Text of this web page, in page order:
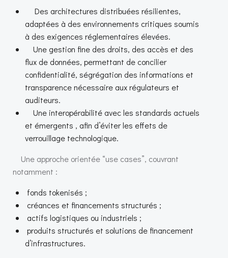
Des architectures distribuées résilientes,
adaptées à des environnements critiques soumis
à des exigences réglementaires élevées.
Une gestion fine des droits, des accès et des
flux de données, permettant de concilier
confidentialité, ségrégation des informations et
transparence nécessaire aux régulateurs et
auditeurs.
Une interopérabilité avec les standards actuels
et émergents , afin d’éviter les effets de
verrouillage technologique.
Une approche orientée “use cases”, couvrant
notamment :
fonds tokenisés ;
créances et financements structurés ;
actifs logistiques ou industriels ;
produits structurés et solutions de financement
d’infrastructures.